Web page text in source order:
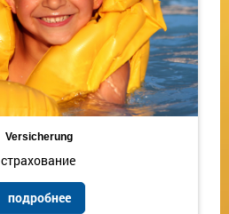
Versicherung
страхование
подробнее